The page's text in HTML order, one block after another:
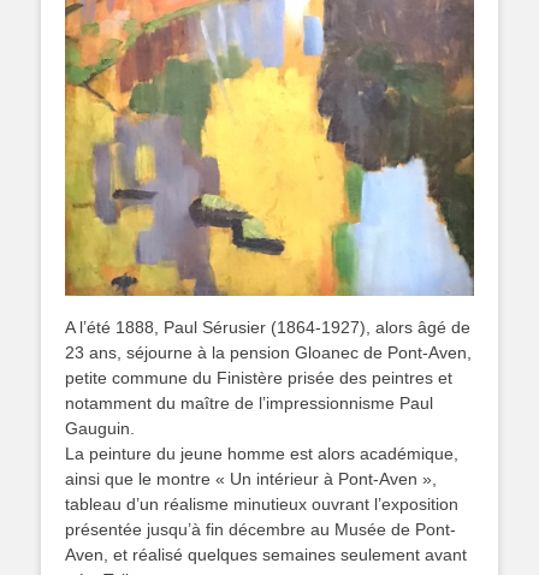
A l’été 1888, Paul Sérusier (1864-1927), alors âgé de
23 ans, séjourne à la pension Gloanec de Pont-Aven,
petite commune du Finistère prisée des peintres et
notamment du maître de l’impressionnisme Paul
Gauguin.
La peinture du jeune homme est alors académique,
ainsi que le montre « Un intérieur à Pont-Aven »,
tableau d’un réalisme minutieux ouvrant l’exposition
présentée jusqu’à fin décembre au Musée de Pont-
Aven, et réalisé quelques semaines seulement avant